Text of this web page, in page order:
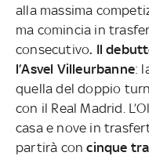
alla massima
ma comincia in
consecutivo. Il
l’Asvel Villeurbanne:
quella del doppio
con il Real Madrid.
casa e nove in
partirà concinque